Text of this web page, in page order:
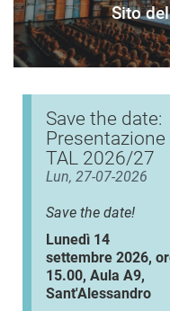
Sito
Save the date:
Presentazione
TAL 2026/27
Lun, 27-07-2026
Save the date!
Lunedì 14
settembre 2026,
15.00, Aula A9,
Sant'Alessandro